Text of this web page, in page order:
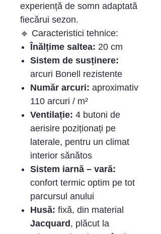
experiență de somn adaptată
fiecărui sezon.
🔹 Caracteristici tehnice:
Înălțime saltea: 20 cm
Sistem de susținere:
arcuri Bonell rezistente
Număr arcuri: aproximativ
110 arcuri / m²
Ventilație: 4 butoni de
aerisire poziționați pe
laterale, pentru un climat
interior sănătos
Sistem iarnă – vară:
confort termic optim pe tot
parcursul anului
Husă: fixă, din material
Jacquard, plăcut la